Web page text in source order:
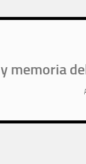
memoria